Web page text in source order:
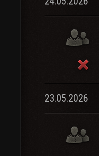
23.05.2026